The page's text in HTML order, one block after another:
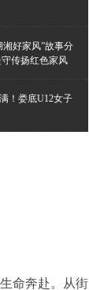
湘好家风”故事分
传扬红色家风
！娄底U12女子
命奔赴。从街